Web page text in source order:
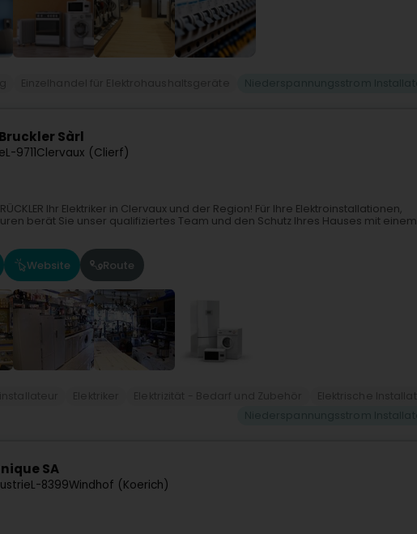
Sàrl
L-9711Clervaux (Clierf)
Ihr Elektriker in Clervaux und der Region! Für Ihre Elektroinstallationen,
berät Sie unser qualifiziertes Team und den Schutz Ihres Hauses mit einem
Website Route
SA
L-8399Windhof (Koerich)